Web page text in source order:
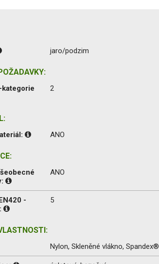
jaro/podzim
2
ANO
ANO
-
5
Nylon, Skleněné vlákno, Spandex®